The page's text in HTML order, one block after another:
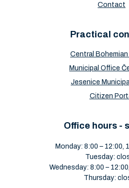
Contact
Practical
Central
Municipal Office
Jesenice
Citizen
Office hours -
Monday: 8:00 – 12:00,
Tuesday:
Wednesday: 8:00 –
Thursday: